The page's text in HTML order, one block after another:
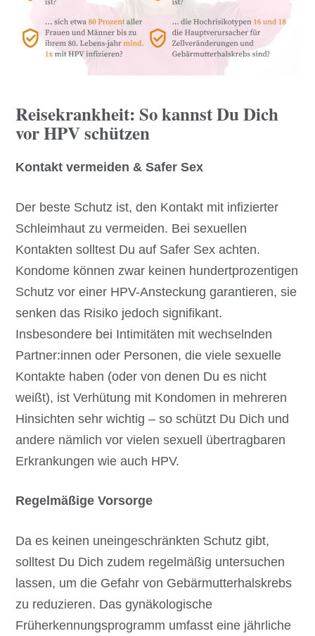
Reisekrankheit: So kannst Du Dich
vor HPV schützen
Kontakt vermeiden & Safer Sex
Der beste Schutz ist, den Kontakt mit infizierter
Schleimhaut zu vermeiden. Bei sexuellen
Kontakten solltest Du auf Safer Sex achten.
Kondome können zwar keinen hundertprozentigen
Schutz vor einer HPV-Ansteckung garantieren, sie
senken das Risiko jedoch signifikant.
Insbesondere bei Intimitäten mit wechselnden
Partner:innen oder Personen, die viele sexuelle
Kontakte haben (oder von denen Du es nicht
weißt), ist Verhütung mit Kondomen in mehreren
Hinsichten sehr wichtig – so schützt Du Dich und
andere nämlich vor vielen sexuell übertragbaren
Erkrankungen wie auch HPV.
Regelmäßige Vorsorge
Da es keinen uneingeschränkten Schutz gibt,
solltest Du Dich zudem regelmäßig untersuchen
lassen, um die Gefahr von Gebärmutterhalskrebs
zu reduzieren. Das gynäkologische
Früherkennungsprogramm umfasst eine jährliche